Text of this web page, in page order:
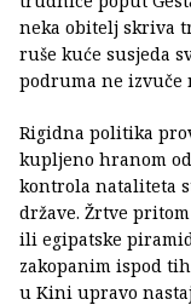
neka obitelj skriva
ruše kuće susjeda
podruma ne izvuče
Rigidna politika
kupljeno hranom
kontrola nataliteta
države. Žrtve
ili egipatske
zakopanim ispod
u Kini upravo